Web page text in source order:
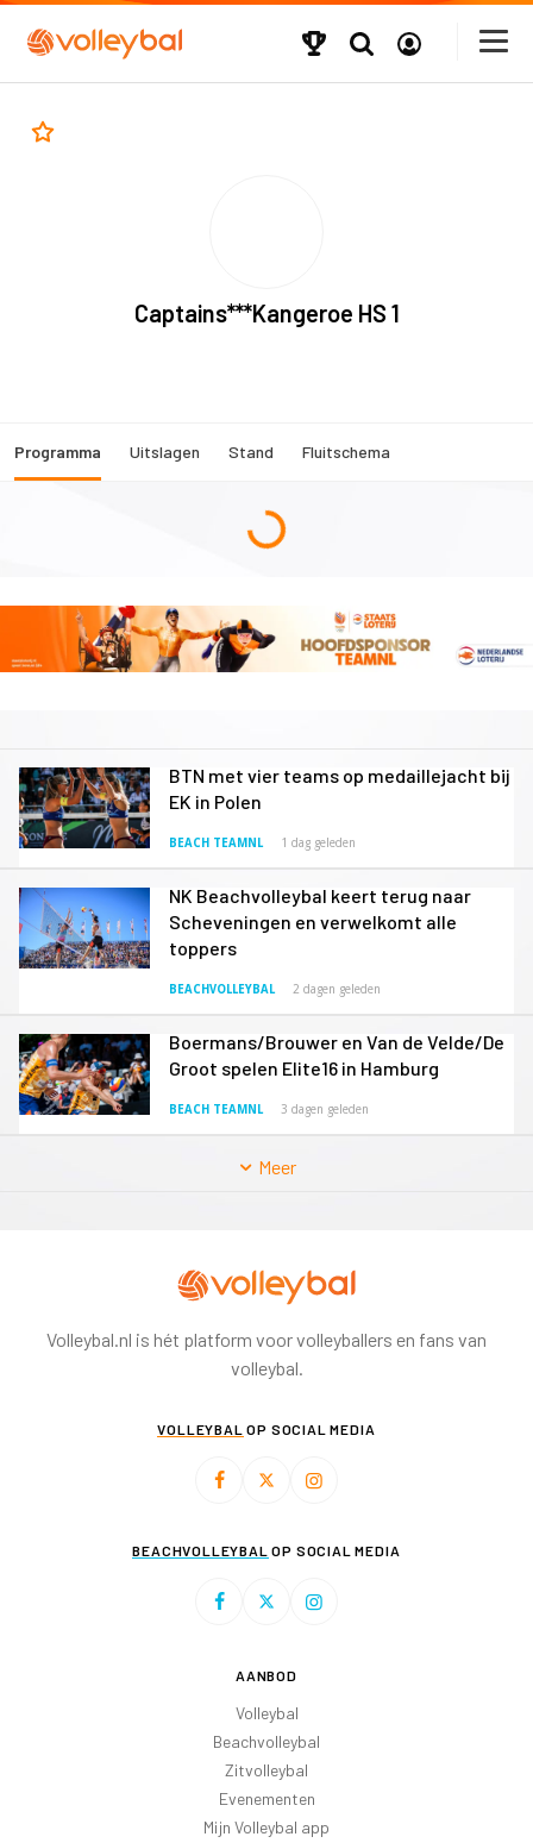
Captains***Kangeroe HS 1
Programma Uitslagen Stand Fluitschema
BTN met vier teams op medaillejacht bij
EK in Polen
BEACH TEAMNL 1 dag geleden
NK Beachvolleybal keert terug naar
Scheveningen en verwelkomt alle
toppers
BEACHVOLLEYBAL 2 dagen geleden
Boermans/Brouwer en Van de Velde/De
Groot spelen Elite16 in Hamburg
BEACH TEAMNL 3 dagen geleden
Meer
Volleybal.nl is hét platform voor volleyballers en fans van
volleybal.
VOLLEYBAL OP SOCIAL MEDIA
BEACHVOLLEYBAL OP SOCIAL MEDIA
AANBOD
Volleybal
Beachvolleybal
Zitvolleybal
Evenementen
Mijn Volleybal app